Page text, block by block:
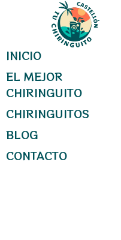
INICIO
EL MEJOR
CHIRINGUITO
CHIRINGUITOS
BLOG
CONTACTO